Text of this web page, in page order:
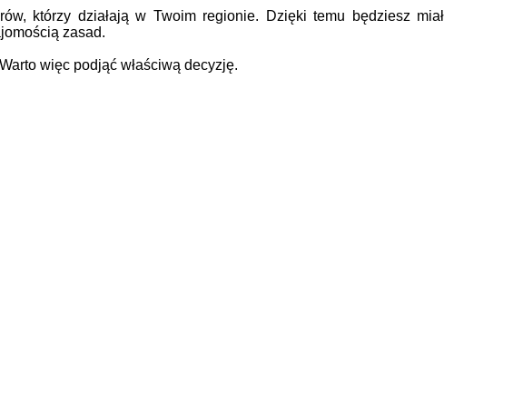
którzy działają w Twoim regionie. Dzięki temu będziesz miał
zasad.
więc podjąć właściwą decyzję.